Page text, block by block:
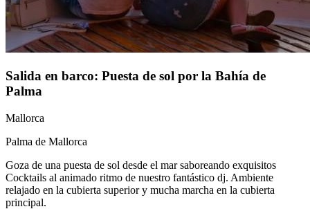
Salida en barco: Puesta de sol por la Bahía de
Palma
Mallorca
Palma de Mallorca
Goza de una puesta de sol desde el mar saboreando exquisitos
Cocktails al animado ritmo de nuestro fantástico dj. Ambiente
relajado en la cubierta superior y mucha marcha en la cubierta
principal.